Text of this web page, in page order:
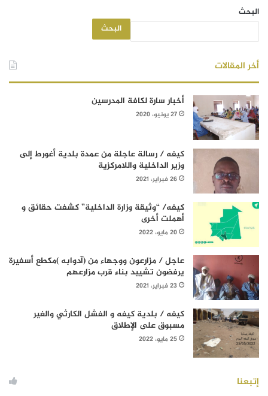
البحث
البحث
أخر المقالات
أخبار سارة لكافة المدرسين
27 يونيو، 2020
كيفه / رسالة عاجلة من عمدة بلدية أغورط إلى
وزير الداخلية واللامركزية
26 فبراير، 2021
كيفه/ “وثيقة وزارة الداخلية” كشفت حقائق و
أهملت أخرى
20 مايو، 2022
عاجل / مزارعون ووجهاء من (آدوابه )مكطع أسفيرة
يرفضون تشييد بناء قرب مزارعهم
23 فبراير، 2021
كيفه / بلدية كيفه و الفشل الكارثي والغير
مسبوق على الإطلاق
25 مايو، 2022
إتبعنا